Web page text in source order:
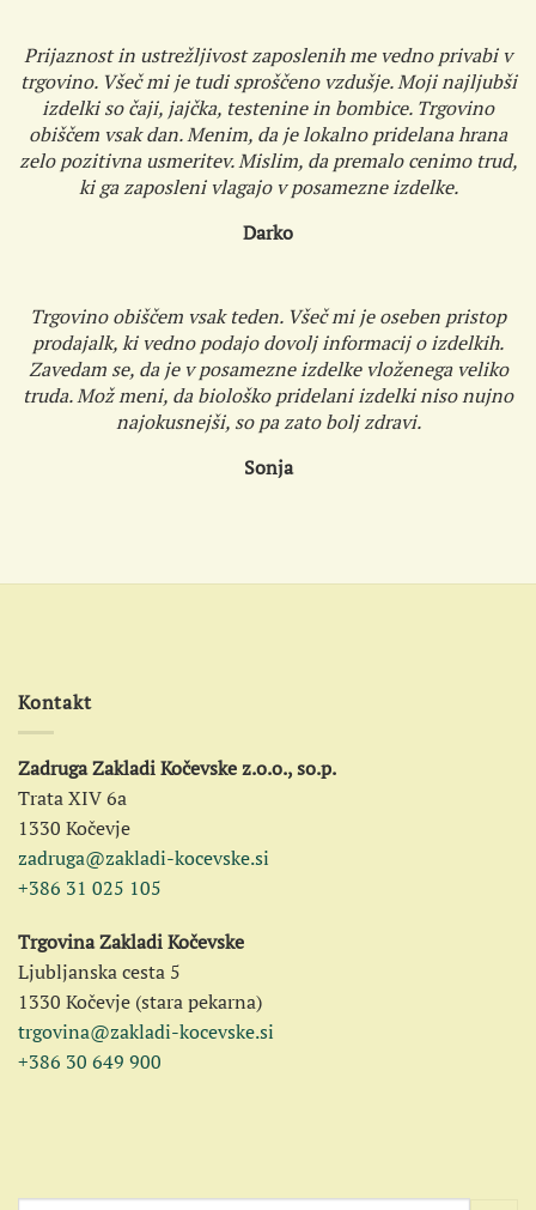
Prijaznost in ustrežljivost zaposlenih me vedno privabi v
trgovino. Všeč mi je tudi sproščeno vzdušje. Moji najljubši
izdelki so čaji, jajčka, testenine in bombice. Trgovino
obiščem vsak dan. Menim, da je lokalno pridelana hrana
zelo pozitivna usmeritev. Mislim, da premalo cenimo trud,
ki ga zaposleni vlagajo v posamezne izdelke.
Darko
Trgovino obiščem vsak teden. Všeč mi je oseben pristop
prodajalk, ki vedno podajo dovolj informacij o izdelkih.
Zavedam se, da je v posamezne izdelke vloženega veliko
truda. Mož meni, da biološko pridelani izdelki niso nujno
najokusnejši, so pa zato bolj zdravi.
Sonja
Kontakt
Zadruga Zakladi Kočevske z.o.o., so.p.
Trata XIV 6a
1330 Kočevje
zadruga@zakladi-kocevske.si
+386 31 025 105
Trgovina Zakladi Kočevske
Ljubljanska cesta 5
1330 Kočevje (stara pekarna)
trgovina@zakladi-kocevske.si
+386 30 649 900